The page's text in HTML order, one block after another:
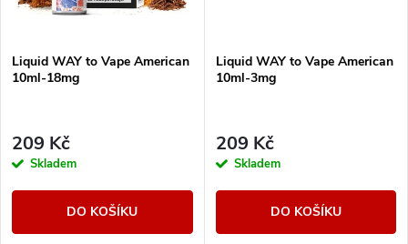
Liquid WAY to Vape American
10ml-18mg
209 Kč
Skladem
DO KOŠÍKU
Liquid WAY to Vape American
10ml-3mg
209 Kč
Skladem
DO KOŠÍKU